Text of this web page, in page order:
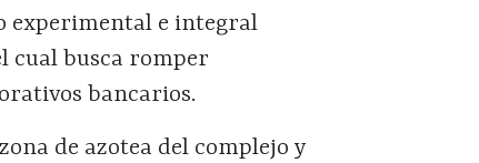
experimental e integral
cual busca romper
bancarios.
de azotea del complejo y